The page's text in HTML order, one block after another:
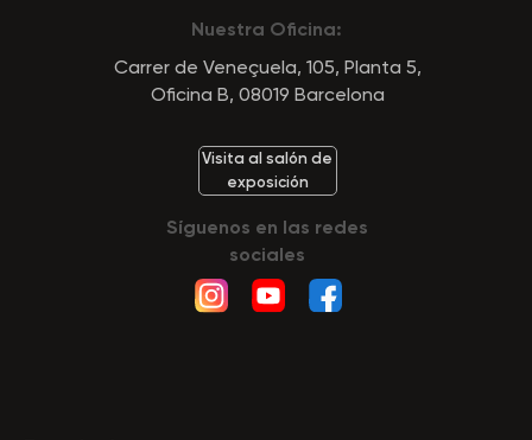
Nuestra Oficina:
Carrer de Veneçuela, 105, Planta 5,
Oficina B, 08019 Barcelona
Visita al salón de
exposición
Síguenos en las redes
sociales